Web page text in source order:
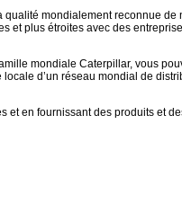
mondialement reconnue
et plus étroites avec des
mondiale Caterpillar, vous
d’un réseau mondial de
et en fournissant des produits et